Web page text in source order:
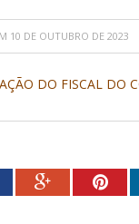
10 DE OUTUBRO DE 2023
DO FISCAL DO
Google+